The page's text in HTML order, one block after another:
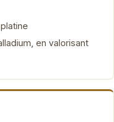
en valorisant